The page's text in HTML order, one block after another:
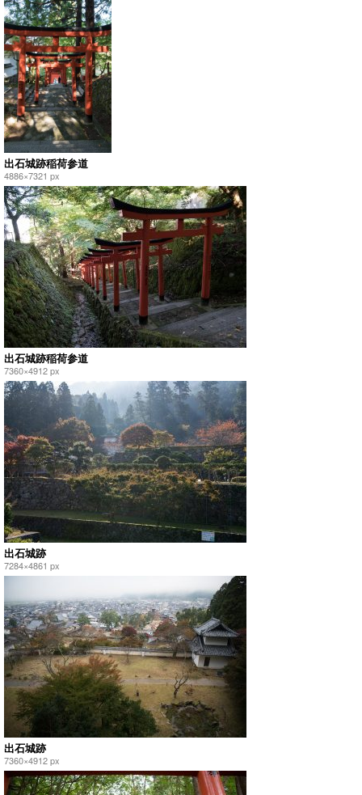
出石城跡稲荷参道
4886×7321 px
出石城跡稲荷参道
7360×4912 px
出石城跡
7284×4861 px
出石城跡
7360×4912 px